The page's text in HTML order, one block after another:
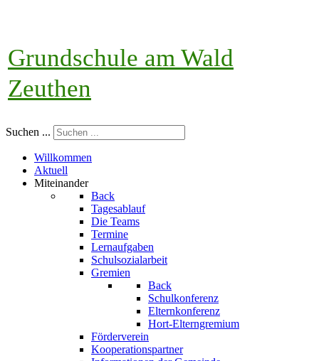
Grundschule am Wald
Zeuthen
Suchen ...
Willkommen
Aktuell
Miteinander
Back
Tagesablauf
Die Teams
Termine
Lernaufgaben
Schulsozialarbeit
Gremien
Back
Schulkonferenz
Elternkonferenz
Hort-Elterngremium
Förderverein
Kooperationspartner